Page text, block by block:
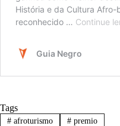
Tags
#afroturismo #premio